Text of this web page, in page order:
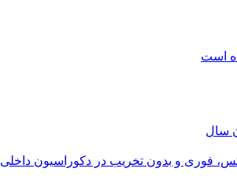
فوری و بدون تخریب در دکوراسیون داخلی